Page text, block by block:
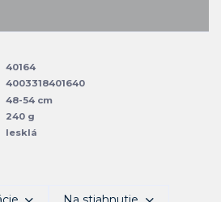
40164
4003318401640
48-54 cm
240 g
lesklá